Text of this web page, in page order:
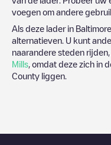
voegen om andere
Als deze lader in Baltimore
alternatieven. U kunt
naarandere steden rijden,
Mills , omdat deze zich in
County liggen.